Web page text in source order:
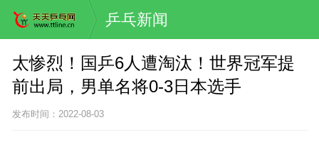
乒乓新闻
太惨烈！国乒6人遭淘汰！世界冠军提
前出局，男单名将0-3日本选手
发布时间：2022-08-03